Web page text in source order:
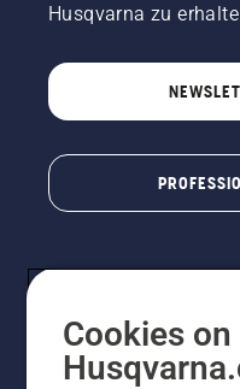
Husqvarna zu
Cookies on